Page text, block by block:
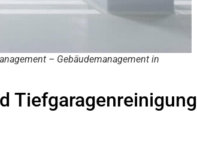
– Gebäudemanagement in
Tiefgaragenreinigung